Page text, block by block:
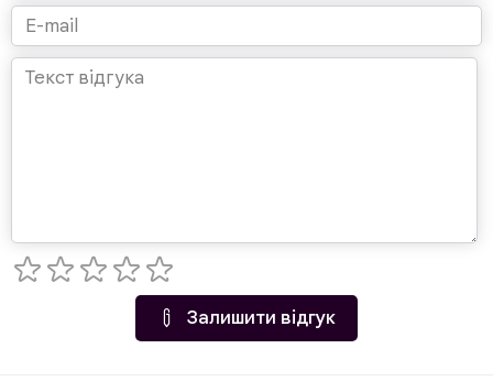
Залишити відгук